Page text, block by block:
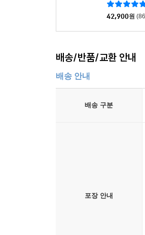
42,900원
배송/반품/교환 안내
배송 안내
배송 구분
포장 안내